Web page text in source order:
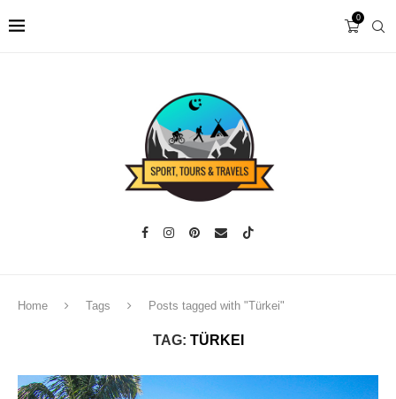
0
Home Tags Posts tagged with "Türkei"
TAG: TÜRKEI